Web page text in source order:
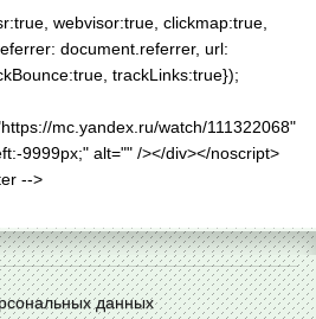
webvisor:true, clickmap:true,
document.referrer, url:
trackLinks:true});
mc.yandex.ru/watch/111322068"
9999px;" alt="" /></div></noscript>
-->
данных